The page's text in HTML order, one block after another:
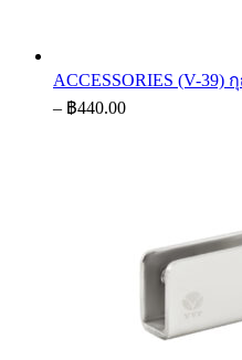
ACCESSORIES (V-
– ฿440.00Price